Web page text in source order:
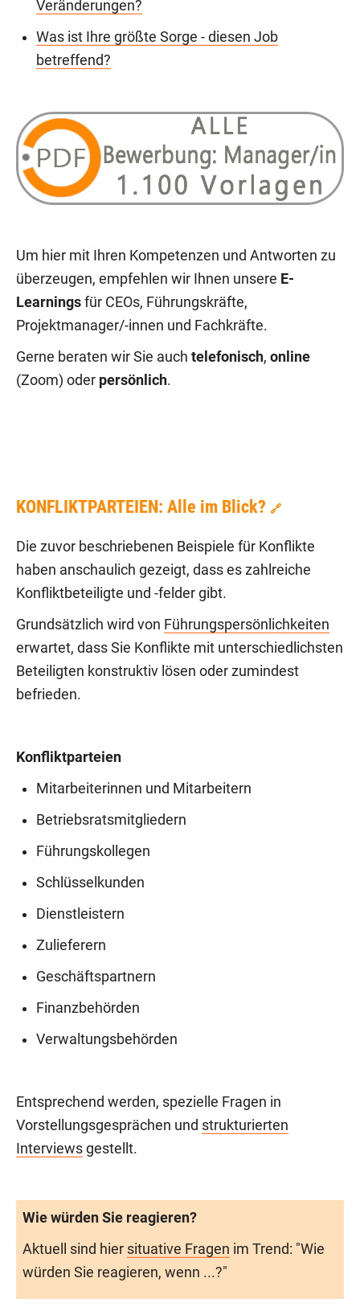
Veränderungen?
Was ist Ihre größte Sorge - diesen Job
betreffend?
Um hier mit Ihren Kompetenzen und Antworten zu
überzeugen, empfehlen wir Ihnen unsere E-
Learnings für CEOs, Führungskräfte,
Projektmanager/-innen und Fachkräfte.
Gerne beraten wir Sie auch telefonisch, online
(Zoom) oder persönlich.
KONFLIKTPARTEIEN: Alle im Blick? 🔗
Die zuvor beschriebenen Beispiele für Konflikte
haben anschaulich gezeigt, dass es zahlreiche
Konfliktbeteiligte und -felder gibt.
Grundsätzlich wird von Führungspersönlichkeiten
erwartet, dass Sie Konflikte mit unterschiedlichsten
Beteiligten konstruktiv lösen oder zumindest
befrieden.
Konfliktparteien
Mitarbeiterinnen und Mitarbeitern
Betriebsratsmitgliedern
Führungskollegen
Schlüsselkunden
Dienstleistern
Zulieferern
Geschäftspartnern
Finanzbehörden
Verwaltungsbehörden
Entsprechend werden, spezielle Fragen in
Vorstellungsgesprächen und strukturierten
Interviews gestellt.
Wie würden Sie reagieren?
Aktuell sind hier situative Fragen im Trend: "Wie
würden Sie reagieren, wenn ...?"